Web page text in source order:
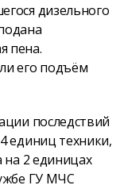
дизельного
пена.
его подъём
последствий
единиц техники,
2 единицах
ГУ МЧС